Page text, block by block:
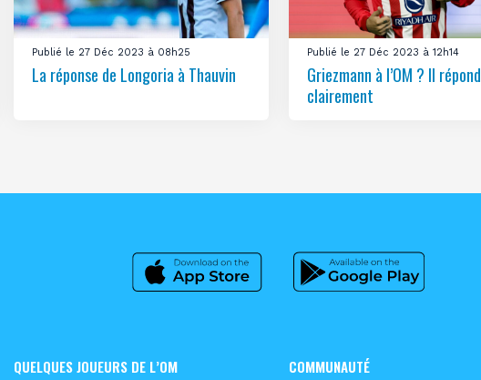
Publié le 27 Déc 2023 à 08h25
La réponse de Longoria à Thauvin
Publié le 27 Déc 2023 à 12h14
Griezmann à l’OM ? Il répond
clairement
QUELQUES JOUEURS DE L’OM COMMUNAUTÉ